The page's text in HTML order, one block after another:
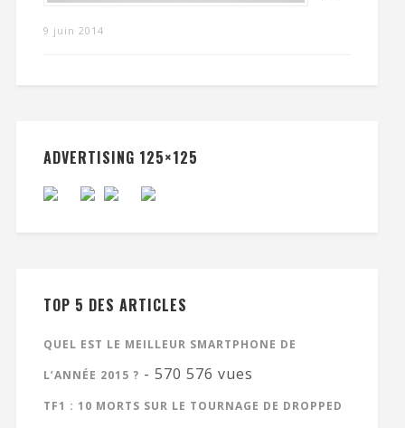
9 juin 2014
ADVERTISING 125×125
TOP 5 DES ARTICLES
QUEL EST LE MEILLEUR SMARTPHONE DE
L’ANNÉE 2015 ? - 570 576 vues
TF1 : 10 MORTS SUR LE TOURNAGE DE DROPPED